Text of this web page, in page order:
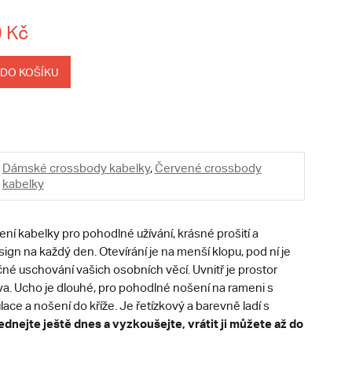
Kč
KOŠÍKU
Dámské crossbody kabelky,Červené crossbody
kabelky
kabelky pro pohodlné užívání, krásné prošití a
na každý den. Otevírání je na menší klopu, pod ní je
uschování vašich osobních věcí. Uvnitř je prostor
Ucho je dlouhé, pro pohodlné nošení na rameni s
a nošení do kříže. Je řetízkový a barevně ladí s
ještě dnes a vyzkoušejte, vrátit ji můžete až do